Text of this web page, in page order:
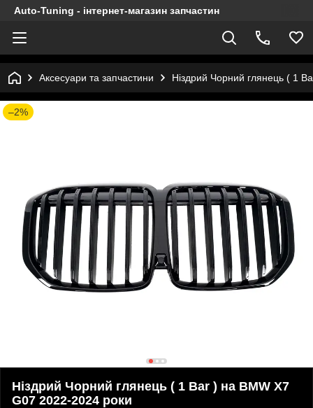
Auto-Tuning - інтернет-магазин запчастин
Аксесуари та запчастини Ніздрий Чорний глянець ( 1
–2%
Ніздрий Чорний глянець ( 1 Bar ) на BMW X7
G07 2022-2024 роки